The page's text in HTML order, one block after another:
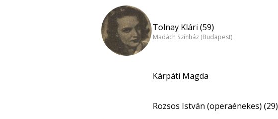
Tolnay Klári (59)
Madách Színház (Budapest)
Kárpáti Magda
Rozsos István (operaénekes) (29)